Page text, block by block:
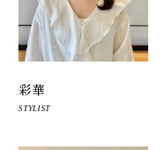
彩華
STYLIST